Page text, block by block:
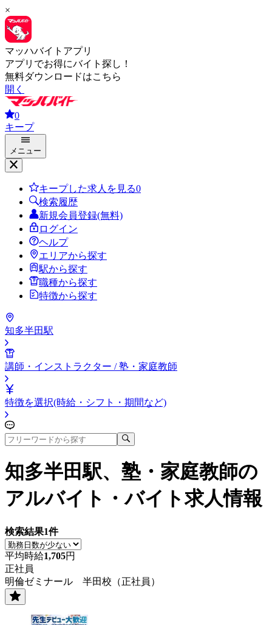
×
マッハバイトアプリ
アプリでお得にバイト探し！
無料ダウンロードはこちら
開く
0
キープ
メニュー
キープした求人を見る0
検索履歴
新規会員登録(無料)
ログイン
ヘルプ
エリアから探す
駅から探す
職種から探す
特徴から探す
知多半田駅
講師・インストラクター / 塾・家庭教師
特徴を選択(時給・シフト・期間など)
知多半田駅、塾・家庭教師の
アルバイト・バイト求人情報
検索結果1件
平均時給1,705円
正社員
明倫ゼミナール 半田校（正社員）